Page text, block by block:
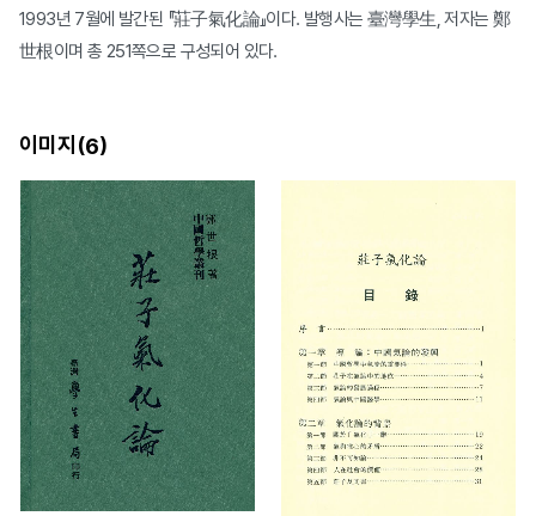
1993년 7월에 발간된 『莊子氣化論』이다. 발행사는 臺灣學生, 저자는 鄭
世根이며 총 251쪽으로 구성되어 있다.
이미지(6)